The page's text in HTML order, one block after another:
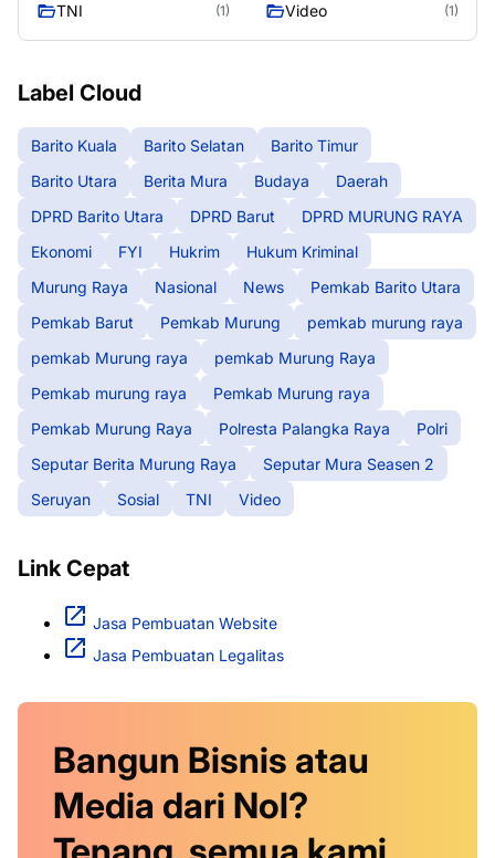
TNI (1) Video (1)
Label Cloud
Barito Kuala Barito Selatan
Barito Timur
Barito Utara
Berita Mura Budaya
Daerah
DPRD Barito Utara
DPRD Barut
DPRD MURUNG RAYA
Ekonomi
FYI Hukrim
Hukum Kriminal
Murung Raya
Nasional News
Pemkab Barito Utara
Pemkab Barut
Pemkab Murung
pemkab murung raya
pemkab Murung raya
pemkab Murung Raya
Pemkab murung raya
Pemkab Murung raya
Pemkab Murung Raya
Polresta Palangka Raya
Polri
Seputar Berita Murung Raya
Seputar Mura Seasen 2
Seruyan
Sosial TNI Video
Link Cepat
Jasa Pembuatan Website
Jasa Pembuatan Legalitas
Bangun Bisnis atau
Media dari Nol?